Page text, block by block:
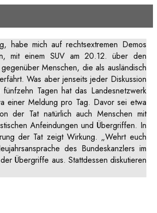
habe mich auf rechtsextremen Demos
mit einem SUV am 20.12. über den
Menschen, die als ausländisch
Was aber jenseits jeder Diskussion
Tagen hat das Landesnetzwerk
einer Meldung pro Tag. Davor sei etwa
der Tat natürlich auch Menschen mit
Anfeindungen und Übergriffen. In
der Tat zeigt Wirkung. „Wehrt euch
des Bundeskanzlers im
Übergriffe aus. Stattdessen diskutieren